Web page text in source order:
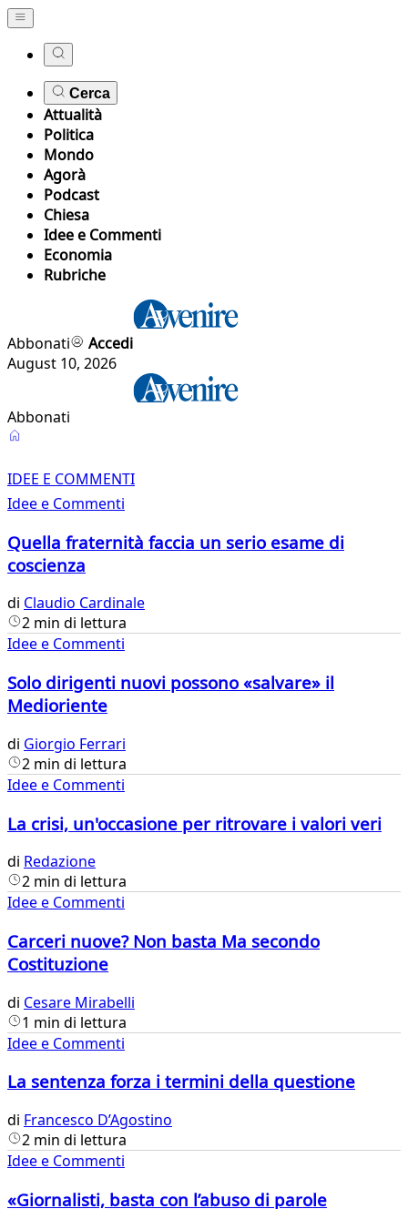
Cerca
Attualità
Politica
Mondo
Agorà
Podcast
Chiesa
Idee e Commenti
Economia
Rubriche
Abbonati
Accedi
August 10, 2026
Abbonati
Idee
e
Commenti
IDEE E COMMENTI
Idee e Commenti
Quella fraternità faccia un serio esame di
coscienza
di Claudio Cardinale
2 min di lettura
Idee e Commenti
Solo dirigenti nuovi possono «salvare» il
Medioriente
di Giorgio Ferrari
2 min di lettura
Idee e Commenti
La crisi, un'occasione per ritrovare i valori veri
di Redazione
2 min di lettura
Idee e Commenti
Carceri nuove? Non basta Ma secondo
Costituzione
di Cesare Mirabelli
1 min di lettura
Idee e Commenti
La sentenza forza i termini della questione
di Francesco D’Agostino
2 min di lettura
Idee e Commenti
«Giornalisti, basta con l’abuso di parole